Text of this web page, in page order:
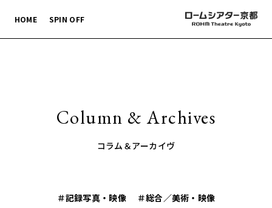
HOME SPIN OFF
Column & Archives
コラム＆アーカイヴ
＃記録写真・映像
＃総合／美術・映像